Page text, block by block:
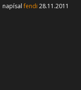
napísalfendi 28.11.2011